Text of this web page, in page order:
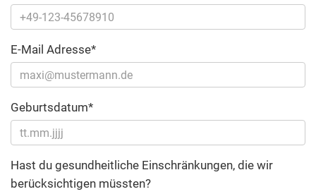
E-Mail Adresse*
Geburtsdatum*
Hast du gesundheitliche Einschränkungen, die wir
berücksichtigen müssten?